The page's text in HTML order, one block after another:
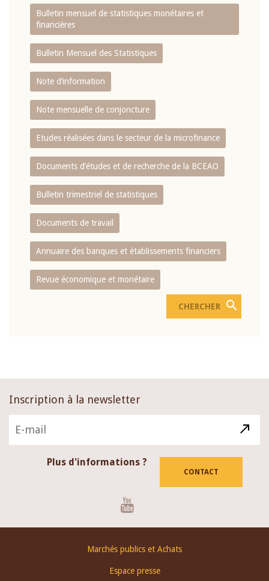
Bulletin mensuel de statistiques monétaires et
financières
Bulletin Mensuel des Statistiques
Note d’information
Note mensuelle de conjoncture
Etudes réalisées dans le secteur de la microfinance
Documents d’études et de recherche de la BCEAO
Bulletin trimestriel de statistiques
Documents de travail
Annuaire des banques et établissements financiers
Revue économique et monétaire
Inscription à la newsletter
Plus d'informations ?
CONTACT
Marchés publics et Achats
Espace presse